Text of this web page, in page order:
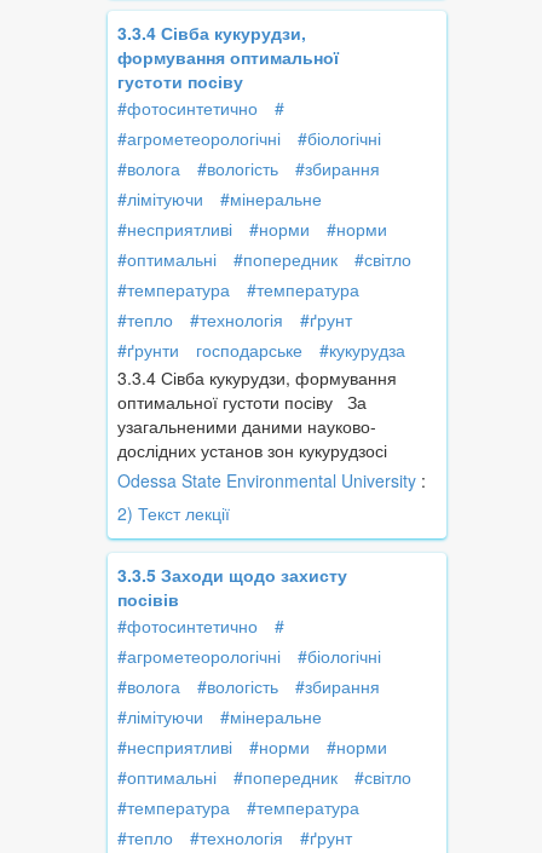
3.3.4 Сівба кукурудзи,
формування оптимальної
густоти посіву
#фотосинтетично
#
#агрометеорологічні
#біологічні
#волога
#вологість
#збирання
#лімітуючи
#мінеральне
#несприятливі
#норми
#норми
#оптимальні
#попередник
#світло
#температура
#температура
#тепло
#технологія
#ґрунт
#ґрунти
господарське
#кукурудза
3.3.4 Сівба кукурудзи, формування
оптимальної густоти посіву За
узагальненими даними науково-
дослідних установ зон кукурудзосі
Odessa State Environmental University :
2) Текст лекції
3.3.5 Заходи щодо захисту
посівів
#фотосинтетично
#
#агрометеорологічні
#біологічні
#волога
#вологість
#збирання
#лімітуючи
#мінеральне
#несприятливі
#норми
#норми
#оптимальні
#попередник
#світло
#температура
#температура
#тепло
#технологія #ґрунт